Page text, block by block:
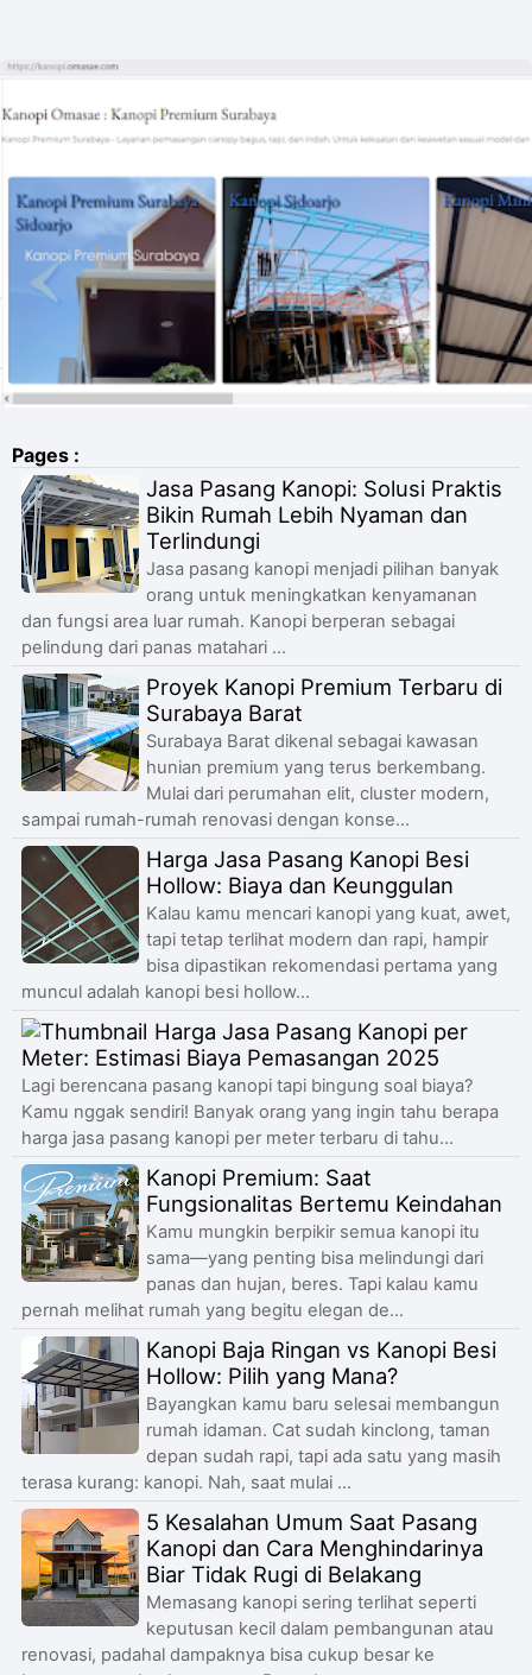
Pages :
Jasa Pasang Kanopi: Solusi Praktis
Bikin Rumah Lebih Nyaman dan
Terlindungi
Jasa pasang kanopi menjadi pilihan banyak
orang untuk meningkatkan kenyamanan
dan fungsi area luar rumah. Kanopi berperan sebagai
pelindung dari panas matahari ...
Proyek Kanopi Premium Terbaru di
Surabaya Barat
Surabaya Barat dikenal sebagai kawasan
hunian premium yang terus berkembang.
Mulai dari perumahan elit, cluster modern,
sampai rumah-rumah renovasi dengan konse...
Harga Jasa Pasang Kanopi Besi
Hollow: Biaya dan Keunggulan
Kalau kamu mencari kanopi yang kuat, awet,
tapi tetap terlihat modern dan rapi, hampir
bisa dipastikan rekomendasi pertama yang
muncul adalah kanopi besi hollow...
Harga Jasa Pasang Kanopi per
Meter: Estimasi Biaya Pemasangan 2025
Lagi berencana pasang kanopi tapi bingung soal biaya?
Kamu nggak sendiri! Banyak orang yang ingin tahu berapa
harga jasa pasang kanopi per meter terbaru di tahu...
Kanopi Premium: Saat
Fungsionalitas Bertemu Keindahan
Kamu mungkin berpikir semua kanopi itu
sama—yang penting bisa melindungi dari
panas dan hujan, beres. Tapi kalau kamu
pernah melihat rumah yang begitu elegan de...
Kanopi Baja Ringan vs Kanopi Besi
Hollow: Pilih yang Mana?
Bayangkan kamu baru selesai membangun
rumah idaman. Cat sudah kinclong, taman
depan sudah rapi, tapi ada satu yang masih
terasa kurang: kanopi. Nah, saat mulai ...
5 Kesalahan Umum Saat Pasang
Kanopi dan Cara Menghindarinya
Biar Tidak Rugi di Belakang
Memasang kanopi sering terlihat seperti
keputusan kecil dalam pembangunan atau
renovasi, padahal dampaknya bisa cukup besar ke